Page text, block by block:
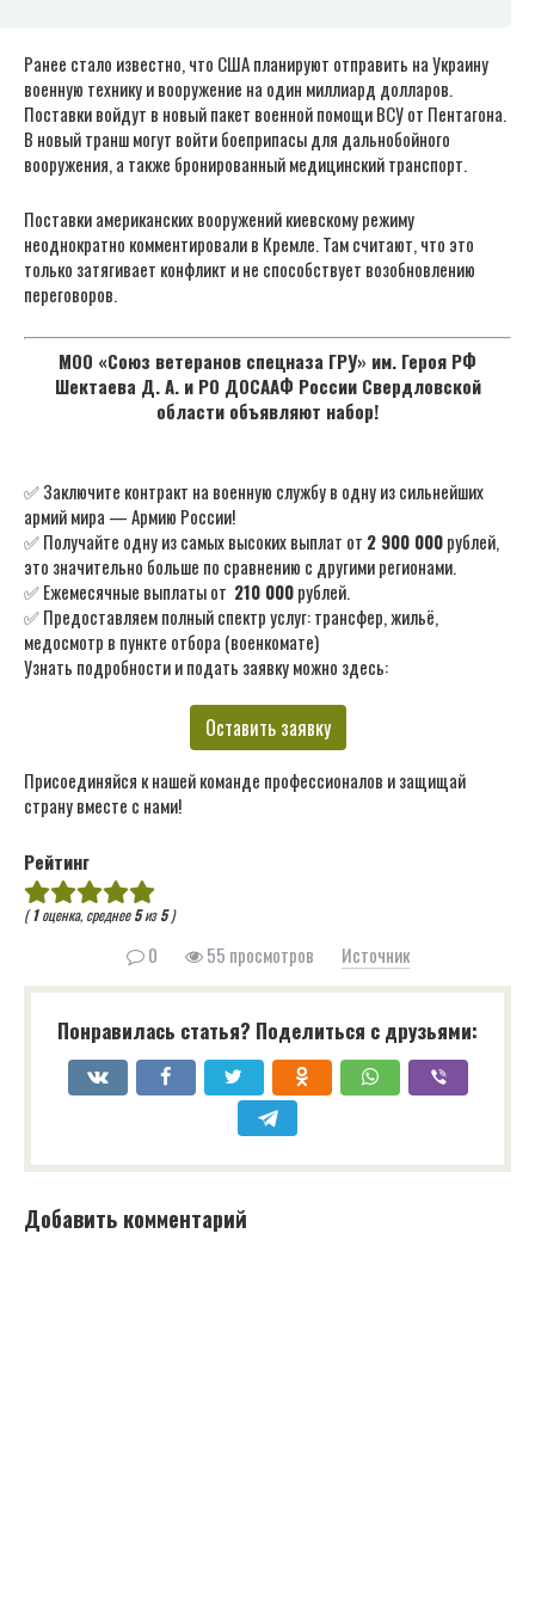
Ранее стало известно, что США планируют отправить на Украину
военную технику и вооружение на один миллиард долларов.
Поставки войдут в новый пакет военной помощи ВСУ от Пентагона.
В новый транш могут войти боеприпасы для дальнобойного
вооружения, а также бронированный медицинский транспорт.
Поставки американских вооружений киевскому режиму
неоднократно комментировали в Кремле. Там считают, что это
только затягивает конфликт и не способствует возобновлению
переговоров.
МОО «Союз ветеранов спецназа ГРУ» им. Героя РФ
Шектаева Д. А. и РО ДОСААФ России Свердловской
области объявляют набор!
✅ Заключите контракт на военную службу в одну из сильнейших
армий мира — Армию России!
✅ Получайте одну из самых высоких выплат от 2 900 000рублей,
это значительно больше по сравнению с другими регионами.
✅ Ежемесячные выплаты от 210 000рублей.
✅ Предоставляем полный спектр услуг: трансфер, жильё,
медосмотр в пункте отбора (военкомате)
Узнать подробности и подать заявку можно здесь:
Оставить заявку
Присоединяйся к нашей команде профессионалов и защищай
страну вместе с нами!
Рейтинг
(1оценка, среднее5из5)
0 55 просмотров Источник
Понравилась статья? Поделиться с друзьями:
Добавить комментарий